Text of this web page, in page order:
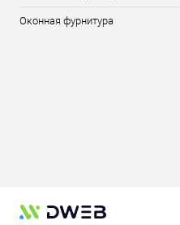
Оконная фурнитура